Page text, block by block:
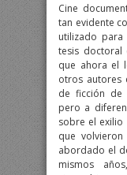
Cine
tan evidente
utilizado
tesis
que ahora el
otros autores
de ficción de
pero a
sobre el exilio
que
abordado el
mismos